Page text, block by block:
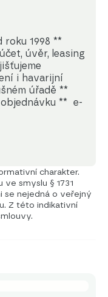
1998 **
úvěr, leasing
i havarijní
úřadě **
**  e-
charakter.
ve smyslu § 1731
se nejedná o veřejný
Z této indikativní